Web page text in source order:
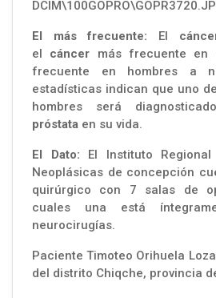
El más frecuente: El
el cáncer más frecuente en
frecuente en hombres a
estadísticas indican que uno
hombres será
próstata en su vida.
El Dato: El Instituto
Neoplásicas de concepción
quirúrgico con 7 salas de
cuales una está
neurocirugías.
Paciente Timoteo Orihuela
del distrito Chiqche, provincia